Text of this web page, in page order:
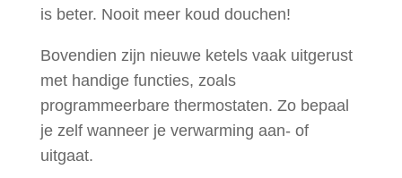
is beter. Nooit meer koud douchen!
Bovendien zijn nieuwe ketels vaak uitgerust
met handige functies, zoals
programmeerbare thermostaten. Zo bepaal
je zelf wanneer je verwarming aan- of
uitgaat.